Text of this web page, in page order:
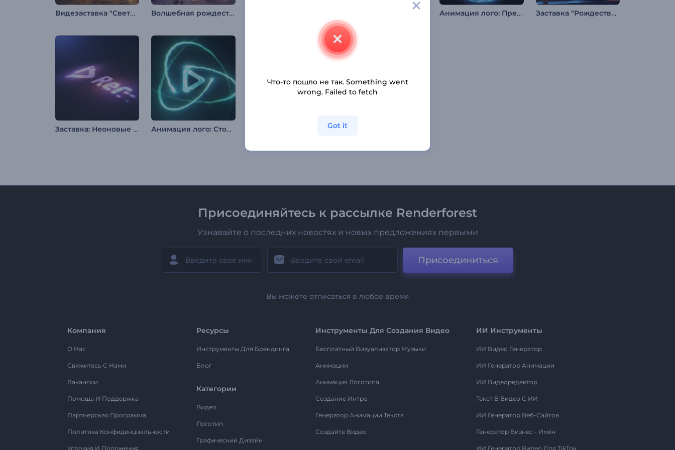
Видезаставка "Светящийся Рамадан" Волшебная рождественская деревушка Анимация лого: Превращение из льда Заставка "Рождественский медведь"
Заставка: Неоновые пиксели Анимация лого: Столкновение частиц Новогодняя заставка: Снежный шар
Присоединяйтесь к рассылке Renderforest
Узнавайте о последних новостях и новых предложениях первыми
Присоединиться
Вы можете отписаться в любое время
Компания
О Нас
Свяжитесь С Нами
Вакансии
Помощь И Поддержка
Партнерская Программа
Политика Конфиденциальности
Условия И Положения
Ресурсы
Инструменты Для Брендинга
Блог
Категории
Видео
Логотип
Графический Дизайн
Инструменты Для Создания Видео
Бесплатный Визуализатор Музыки
Анимации
Анимация Логотипа
Создание Интро
Генератор Анимации Текста
Создайте Видео
ИИ Инструменты
ИИ Видео Генератор
ИИ Генератор Анимации
ИИ Видеоредактор
Текст В Видео С ИИ
ИИ Генератор Веб-Сайтов
Генератор Бизнес - Имён
ИИ Генератор Видео Для TikTok
Что-то пошло не так. Something went
wrong. Failed to fetch
Got it